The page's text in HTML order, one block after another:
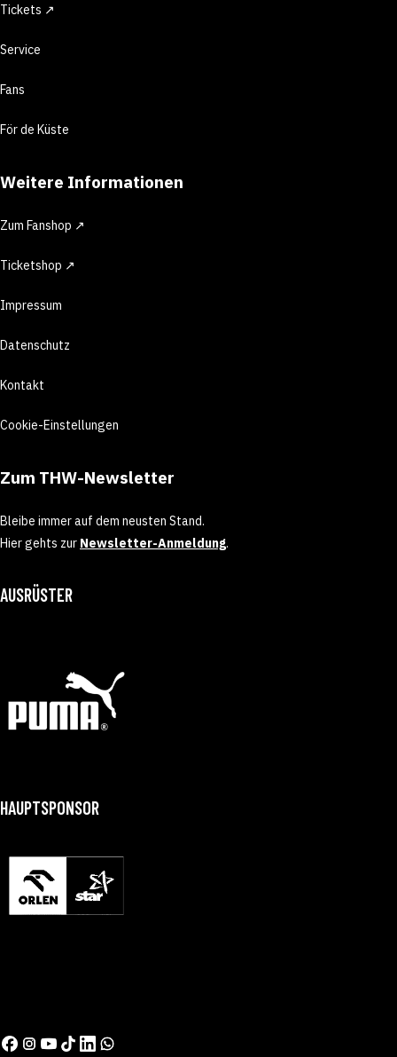
Tickets ↗
Service
Fans
För de Küste
Weitere Informationen
Zum Fanshop ↗
Ticketshop ↗
Impressum
Datenschutz
Kontakt
Cookie-Einstellungen
Zum THW-Newsletter
Bleibe immer auf dem neusten Stand.
Hier gehts zur Newsletter-Anmeldung.
AUSRÜSTER
HAUPTSPONSOR